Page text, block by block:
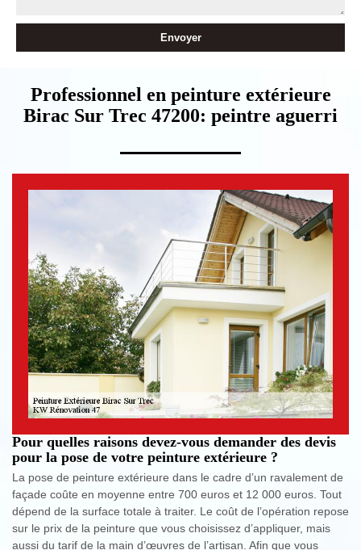
Professionnel en peinture extérieure
Birac Sur Trec 47200: peintre aguerri
Pour quelles raisons devez-vous demander des devis
pour la pose de votre peinture extérieure ?
La pose de peinture extérieure dans le cadre d’un ravalement de
façade coûte en moyenne entre 700 euros et 12 000 euros. Tout
dépend de la surface totale à traiter. Le coût de l’opération repose
sur le prix de la peinture que vous choisissez d’appliquer, mais
aussi du tarif de la main d’œuvres de l’artisan. Afin que vous